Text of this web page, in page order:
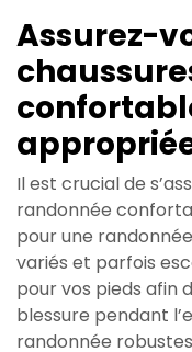
Assurez-
Il est crucial de
randonnée
pour une
variés et parfois
pour vos pieds afin
blessure pendant
randonnée